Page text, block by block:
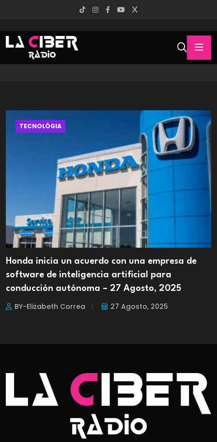
TECNOLÓGIA
Honda inicia un acuerdo con una empresa de
software de inteligencia artificial para
conducción autónoma – 27 Agosto, 2025
BY-Elizabeth Correa 27 Agosto, 2025